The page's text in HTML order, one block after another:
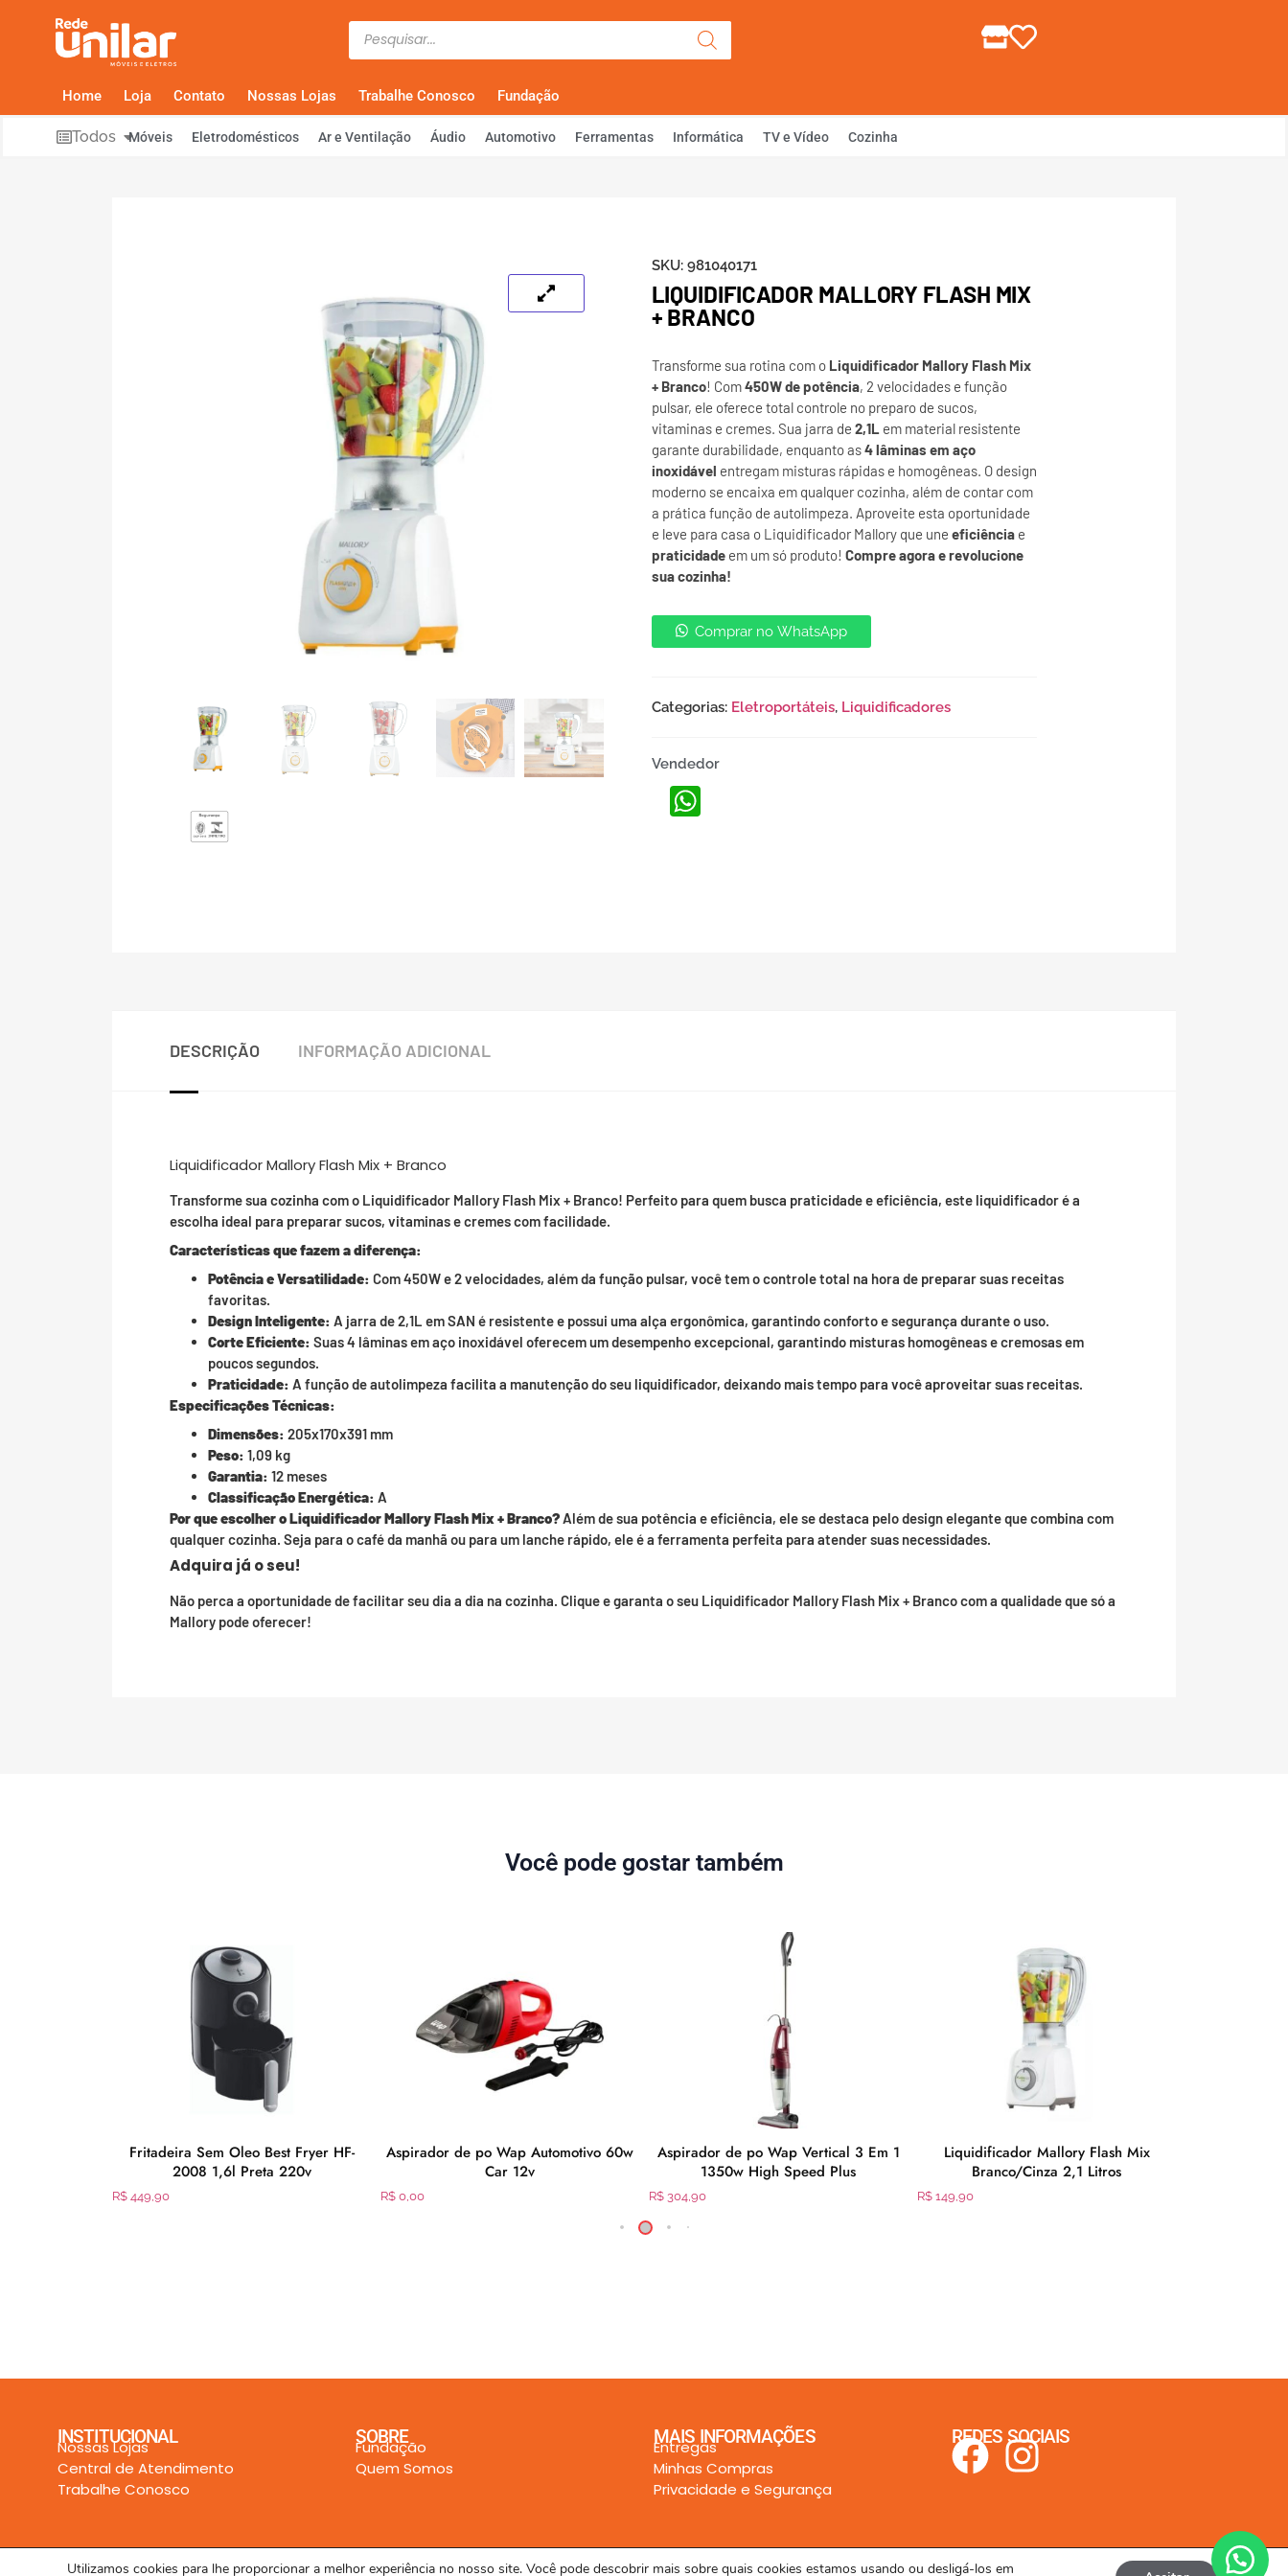
Olá, Faça Login ou Cadastre-se
Home Loja Contato Nossas Lojas Trabalhe Conosco Fundação
Todos Móveis Eletrodomésticos Ar e Ventilação Áudio Automotivo Ferramentas Informática TV e Vídeo Cozinha
SKU: 981040171
LIQUIDIFICADOR MALLORY FLASH MIX
+ BRANCO
Transforme sua rotina com o Liquidificador Mallory Flash Mix
+ Branco! Com450W de potência, 2 velocidades e função
pulsar, ele oferece total controle no preparo de sucos,
vitaminas e cremes. Sua jarra de 2,1Lem material resistente
garante durabilidade, enquanto as4 lâminas em aço
inoxidável entregam misturas rápidas e homogêneas. O design
moderno se encaixa em qualquer cozinha, além de contar com
a prática função de autolimpeza. Aproveite esta oportunidade
e leve para casa o Liquidificador Mallory que une eficiênciae
praticidadeem um só produto! Compre agora e revolucione
sua cozinha!
Comprar no WhatsApp
Categorias: Eletroportáteis, Liquidificadores
Vendedor
WhatsApp
DESCRIÇÃO INFORMAÇÃO ADICIONAL
Liquidificador Mallory Flash Mix + Branco
Transforme sua cozinha com o Liquidificador Mallory Flash Mix + Branco! Perfeito para quem busca praticidade e eficiência, este liquidificador é a
escolha ideal para preparar sucos, vitaminas e cremes com facilidade.
Características que fazem a diferença:
Potência e Versatilidade: Com 450W e 2 velocidades, além da função pulsar, você tem o controle total na hora de preparar suas receitas
favoritas.
Design Inteligente: A jarra de 2,1L em SAN é resistente e possui uma alça ergonômica, garantindo conforto e segurança durante o uso.
Corte Eficiente: Suas 4 lâminas em aço inoxidável oferecem um desempenho excepcional, garantindo misturas homogêneas e cremosas em
poucos segundos.
Praticidade: A função de autolimpeza facilita a manutenção do seu liquidificador, deixando mais tempo para você aproveitar suas receitas.
Especificações Técnicas:
Dimensões: 205x170x391 mm
Peso: 1,09 kg
Garantia: 12 meses
Classificação Energética: A
Por que escolher o Liquidificador Mallory Flash Mix + Branco? Além de sua potência e eficiência, ele se destaca pelo design elegante que combina com
qualquer cozinha. Seja para o café da manhã ou para um lanche rápido, ele é a ferramenta perfeita para atender suas necessidades.
Adquira já o seu!
Não perca a oportunidade de facilitar seu dia a dia na cozinha. Clique e garanta o seu Liquidificador Mallory Flash Mix + Branco com a qualidade que só a
Mallory pode oferecer!
Você pode gostar também
Fritadeira Sem Oleo Best Fryer HF-
2008 1,6l Preta 220v
R$ 449,90
Aspirador de po Wap Automotivo 60w
Car 12v
R$ 0,00
Aspirador de po Wap Vertical 3 Em 1
1350w High Speed Plus
R$ 304,90
Liquidificador Mallory Flash Mix
Branco/Cinza 2,1 Litros
R$ 149,90
INSTITUCIONAL
Nossas Lojas
Central de Atendimento
Trabalhe Conosco
SOBRE
Fundação
Quem Somos
MAIS INFORMAÇÕES
Entregas
Minhas Compras
Privacidade e Segurança
REDES SOCIAIS
Utilizamos cookies para lhe proporcionar a melhor experiência no nosso site. Você pode descobrir mais sobre quais cookies estamos usando ou desligá-los em